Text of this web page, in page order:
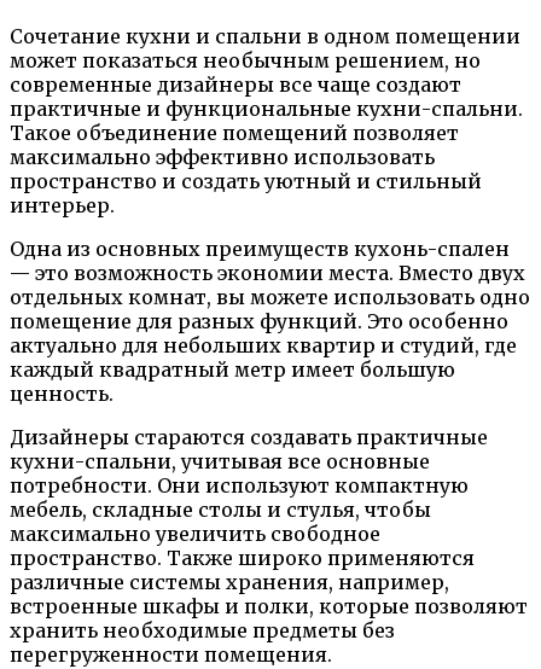
Сочетание кухни и спальни в одном помещении
может показаться необычным решением, но
современные дизайнеры все чаще создают
практичные и функциональные кухни-спальни.
Такое объединение помещений позволяет
максимально эффективно использовать
пространство и создать уютный и стильный
интерьер.
Одна из основных преимуществ кухонь-спален
— это возможность экономии места. Вместо двух
отдельных комнат, вы можете использовать одно
помещение для разных функций. Это особенно
актуально для небольших квартир и студий, где
каждый квадратный метр имеет большую
ценность.
Дизайнеры стараются создавать практичные
кухни-спальни, учитывая все основные
потребности. Они используют компактную
мебель, складные столы и стулья, чтобы
максимально увеличить свободное
пространство. Также широко применяются
различные системы хранения, например,
встроенные шкафы и полки, которые позволяют
хранить необходимые предметы без
перегруженности помещения.